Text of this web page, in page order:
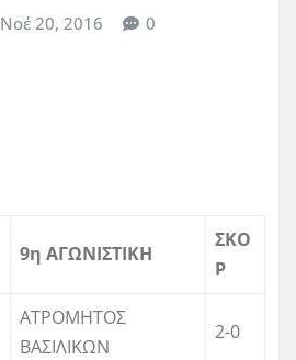
Νοέ 20, 2016 0
9η ΑΓΩΝΙΣΤΙΚΗ
ΣΚΟ
Ρ
ΑΤΡΟΜΗΤΟΣ
ΒΑΣΙΛΙΚΩΝ
2-0